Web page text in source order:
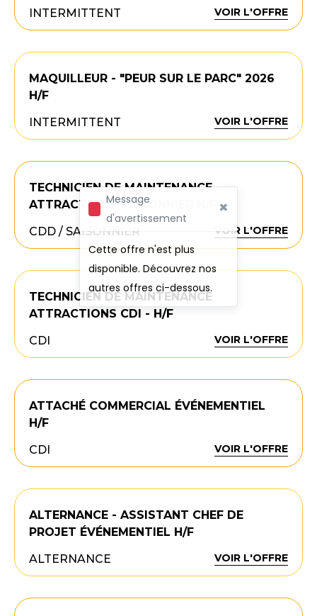
Message
d'avertissement
×
Cette offre n'est plus
disponible. Découvrez nos
autres offres ci-dessous.
INTERMITTENT VOIR L'OFFRE
MAQUILLEUR - "PEUR SUR LE PARC" 2026
H/F
INTERMITTENT
VOIR L'OFFRE
TECHNICIEN DE MAINTENANCE
ATTRACTIONS SAISONNIER H/F
CDD / SAISONNIER
VOIR L'OFFRE
TECHNICIEN DE MAINTENANCE
ATTRACTIONS CDI - H/F
CDI
VOIR L'OFFRE
ATTACHÉ COMMERCIAL ÉVÉNEMENTIEL
H/F
CDI
VOIR L'OFFRE
ALTERNANCE - ASSISTANT CHEF DE
PROJET ÉVÉNEMENTIEL H/F
ALTERNANCE
VOIR L'OFFRE